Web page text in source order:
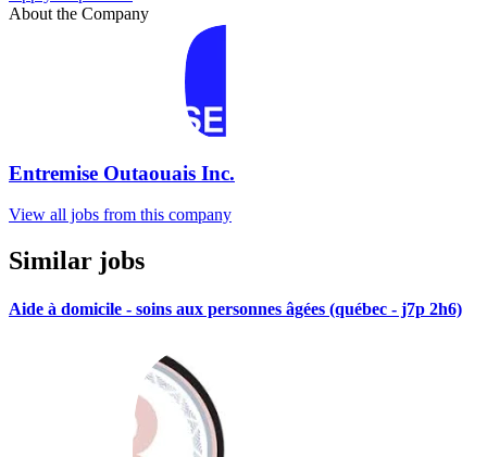
About the Company
Entremise Outaouais Inc.
View all jobs from this company
Similar jobs
Aide à domicile - soins aux personnes âgées (québec - j7p 2h6)